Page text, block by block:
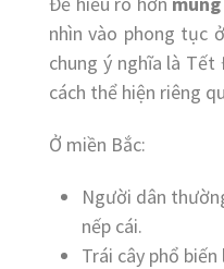
nhìn vào phong tục
chung ý nghĩa là
cách thể hiện riêng
Ở miền Bắc:
Người dân
nếp cái.
Trái cây phổ